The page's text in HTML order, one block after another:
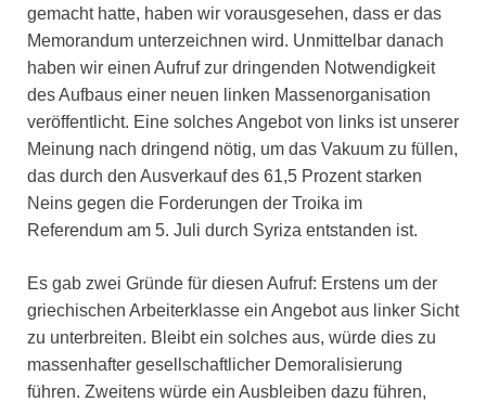
gemacht hatte, haben wir vorausgesehen, dass er das
Memorandum unterzeichnen wird. Unmittelbar danach
haben wir einen Aufruf zur dringenden Notwendigkeit
des Aufbaus einer neuen linken Massenorganisation
veröffentlicht. Eine solches Angebot von links ist unserer
Meinung nach dringend nötig, um das Vakuum zu füllen,
das durch den Ausverkauf des 61,5 Prozent starken
Neins gegen die Forderungen der Troika im
Referendum am 5. Juli durch Syriza entstanden ist.
Es gab zwei Gründe für diesen Aufruf: Erstens um der
griechischen Arbeiterklasse ein Angebot aus linker Sicht
zu unterbreiten. Bleibt ein solches aus, würde dies zu
massenhafter gesellschaftlicher Demoralisierung
führen. Zweitens würde ein Ausbleiben dazu führen,